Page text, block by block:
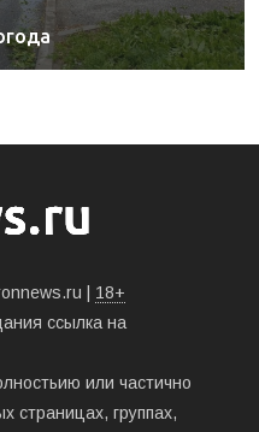
| 18+
ссылка на
или частично
страницах, группах,